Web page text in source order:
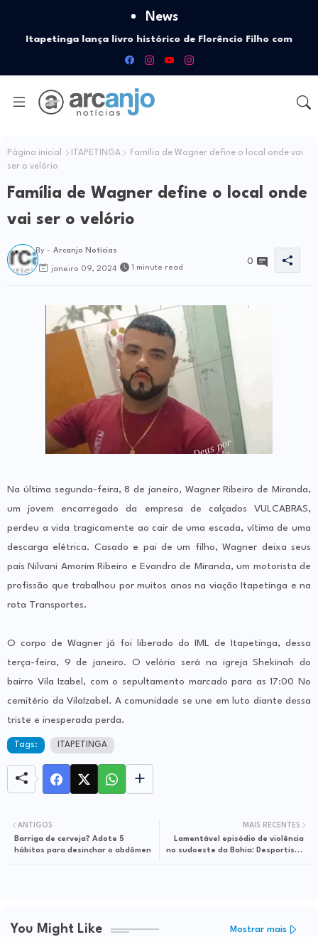
News
Itapetinga lança livro histórico de Florêncio Filho com
recursos da Política Nacional Aldir Blanc
Página inicial ITAPETINGA
Família de Wagner define o local onde vai
ser o velório
Família de Wagner define o local onde
vai ser o velório
By - Arcanjo Notícias
janeiro 09, 2024 1 minute read
0
Na última segunda-feira, 8 de janeiro, Wagner Ribeiro de Miranda,
um jovem encarregado da empresa de calçados VULCABRAS,
perdeu a vida tragicamente ao cair de uma escada, vítima de uma
descarga elétrica. Casado e pai de um filho, Wagner deixa seus
pais Nilvani Amorim Ribeiro e Evandro de Miranda, um motorista de
profissão que trabalhou por muitos anos na viação Itapetinga e na
rota Transportes.
O corpo de Wagner já foi liberado do IML de Itapetinga, dessa
terça-feira, 9 de janeiro. O velório será na igreja Shekinah do
bairro Vila Izabel, com o sepultamento marcado para as 17:00 No
cemitério da VilaIzabel. A comunidade se une em luto diante dessa
triste e inesperada perda.
Tags: ITAPETINGA
MAIS RECENTES
Lamentável episódio de violência
no sudoeste da Bahia: Desportista
ANTIGOS
Barriga de cerveja? Adote 5
hábitos para desinchar o abdômen
You Might Like Mostrar mais